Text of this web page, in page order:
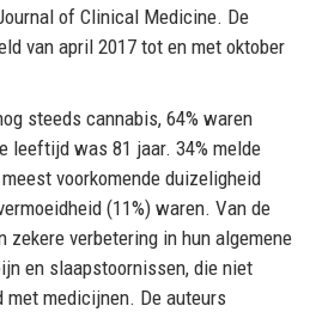
of Clinical Medicine. De
van april 2017 tot en met oktober
steeds cannabis, 64% waren
leeftijd was 81 jaar. 34% melde
voorkomende duizeligheid
(11%) waren. Van de
zekere verbetering in hun algemene
en slaapstoornissen, die niet
met medicijnen. De auteurs